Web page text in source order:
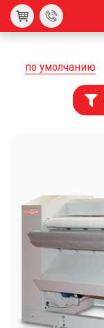
по умолчанию